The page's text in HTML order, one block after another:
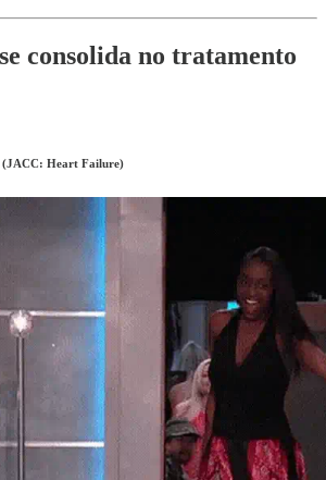
consolida no tratamento
(JACC: Heart Failure)